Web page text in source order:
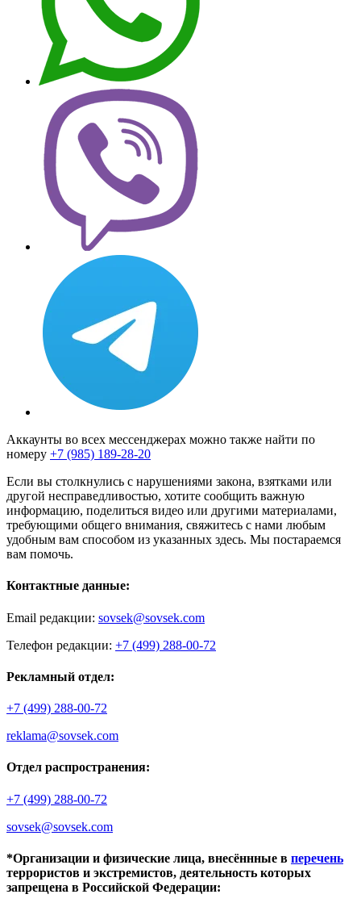
Аккаунты во всех мессенджерах можно также найти по
номеру +7 (985) 189-28-20
Если вы столкнулись с нарушениями закона, взятками или
другой несправедливостью, хотите сообщить важную
информацию, поделиться видео или другими материалами,
требующими общего внимания, свяжитесь с нами любым
удобным вам способом из указанных здесь. Мы постараемся
вам помочь.
Контактные данные:
Email редакции: sovsek@sovsek.com
Телефон редакции: +7 (499) 288-00-72
Рекламный отдел:
+7 (499) 288-00-72
reklama@sovsek.com
Отдел распространения:
+7 (499) 288-00-72
sovsek@sovsek.com
*Организации и физические лица, внесённные в перечень
террористов и экстремистов, деятельность которых
запрещена в Российской Федерации: